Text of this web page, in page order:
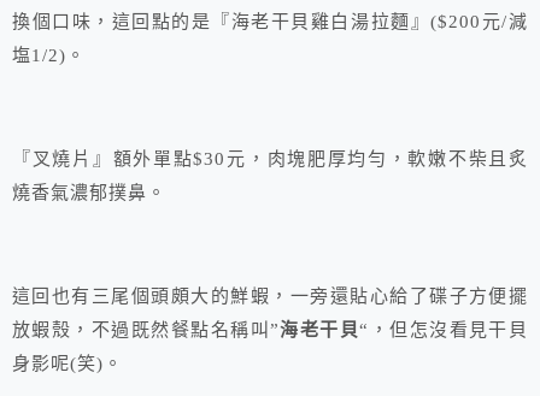
換個口味，這回點的是『海老干貝雞白湯拉麵』($200元/減
塩1/2)。
『叉燒片』額外單點$30元，肉塊肥厚均勻，軟嫩不柴且炙
燒香氣濃郁撲鼻。
這回也有三尾個頭頗大的鮮蝦，一旁還貼心給了碟子方便擺
放蝦殼，不過既然餐點名稱叫”海老干貝“，但怎沒看見干貝
身影呢(笑)。